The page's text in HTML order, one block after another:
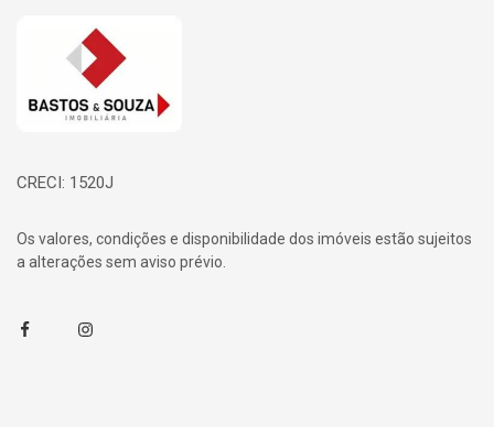
Página inicial
CRECI: 1520J
Os valores, condições e disponibilidade dos imóveis estão sujeitos
a alterações sem aviso prévio.
FacebookInstagram